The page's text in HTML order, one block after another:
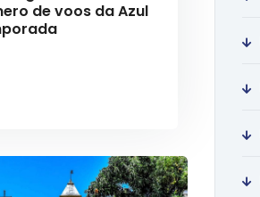
de voos da Azul